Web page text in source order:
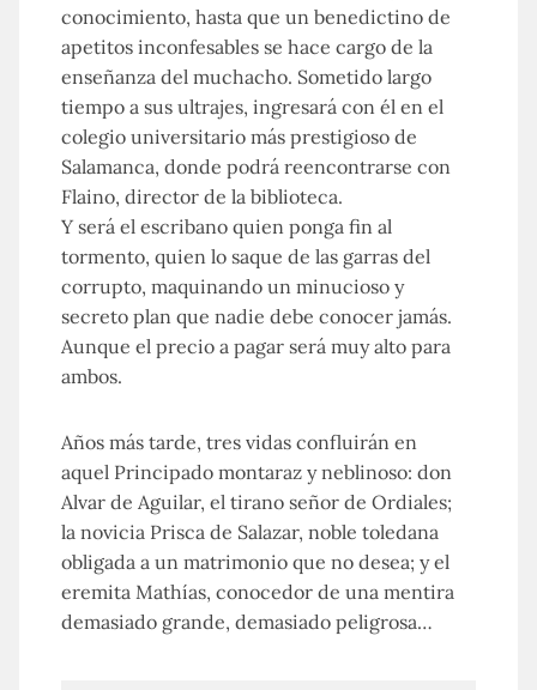
conocimiento, hasta que un benedictino de
apetitos inconfesables se hace cargo de la
enseñanza del muchacho. Sometido largo
tiempo a sus ultrajes, ingresará con él en el
colegio universitario más prestigioso de
Salamanca, donde podrá reencontrarse con
Flaino, director de la biblioteca.
Y será el escribano quien ponga fin al
tormento, quien lo saque de las garras del
corrupto, maquinando un minucioso y
secreto plan que nadie debe conocer jamás.
Aunque el precio a pagar será muy alto para
ambos.
Años más tarde, tres vidas confluirán en
aquel Principado montaraz y neblinoso: don
Alvar de Aguilar, el tirano señor de Ordiales;
la novicia Prisca de Salazar, noble toledana
obligada a un matrimonio que no desea; y el
eremita Mathías, conocedor de una mentira
demasiado grande, demasiado peligrosa…